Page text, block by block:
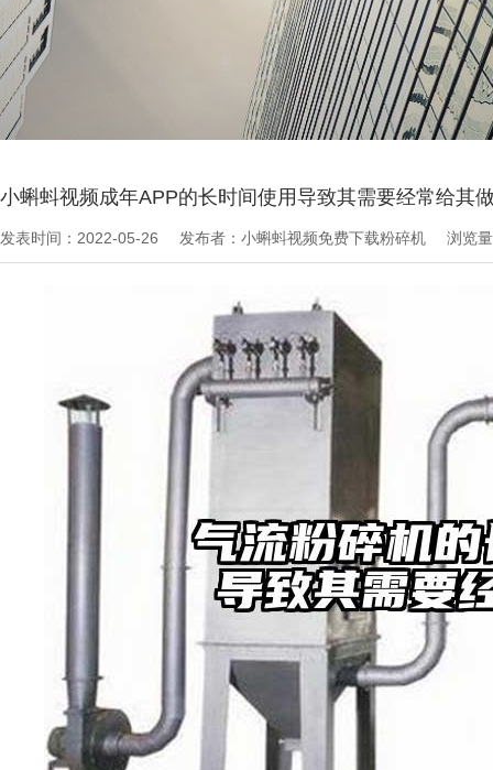
技术知识
小蝌蚪视频成年APP的长时间使用导致其需要经常给其
发表时间：2022-05-26 发布者：小蝌蚪视频免费下载粉碎机 浏览量